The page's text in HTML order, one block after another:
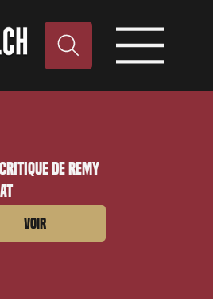
de Remy
Voir